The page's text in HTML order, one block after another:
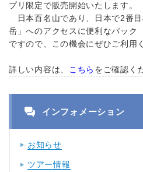
プリ限定で販売開始いたします。
日本百名山であり、日本で2番
岳」へのアクセスに便利なパック
ですので、この機会にぜひご利用
詳しい内容は、 こちら をご確認く
インフォメーション
お知らせ
ツアー情報